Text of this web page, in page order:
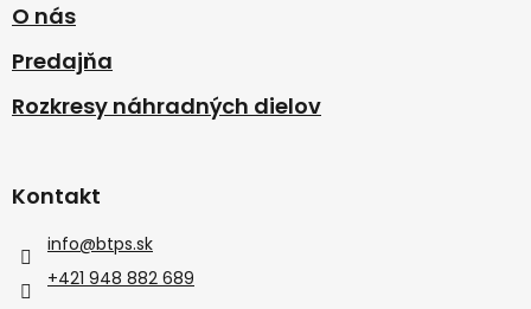
O nás
Predajňa
Rozkresy náhradných dielov
Kontakt
info@btps.sk
+421 948 882 689